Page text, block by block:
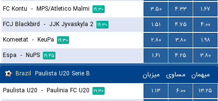
FC Kontu - MPS/Atletico Malmi ۱۹:۳۰ ۳.۵۰ ۴.۳۳
۱.۶۷
FCJ Blackbird - JJK Jyvaskyla 2 ۱۹:۳۰ ۱.۵۱ ۴.۷۵
۴.۰۰
Komeetat - KeuPa ۱۹:۳۰ ۲.۸۰ ۳.۸۰
۱.۹۸
Espa - NuPS ۱۹:۴۵ ۱.۶۱ ۴.۲۵
۳.۸۰
Brazil Paulista U20 Serie B میزبان مساوی میهمان
Paulista U20 - Paulinia FC U20 ۲۱:۳۰ ۱.۱۳ ۶.۰۰
۱۳.۲۵